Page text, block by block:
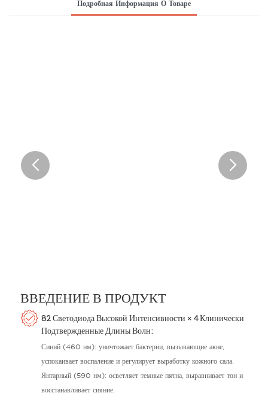
Подробная Информация О Товаре
ВВЕДЕНИЕ В ПРОДУКТ
82 Светодиода Высокой Интенсивности × 4 Клинически
Подтвержденные Длины Волн:
Синий (460 нм): уничтожает бактерии, вызывающие акне,
успокаивает воспаление и регулирует выработку кожного сала.
Янтарный (590 нм): осветляет темные пятна, выравнивает тон и
восстанавливает сияние.